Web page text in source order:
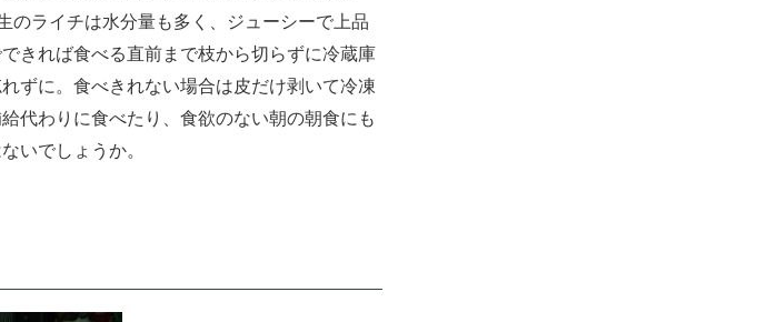
ライチは水分量も多く、ジューシーで上品
きれば食べる直前まで枝から切らずに冷蔵庫
ずに。食べきれない場合は皮だけ剥いて冷凍
代わりに食べたり、食欲のない朝の朝食にも
いでしょうか。